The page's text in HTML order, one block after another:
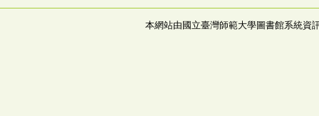
本網站由國立臺灣師範大學圖書館系統資